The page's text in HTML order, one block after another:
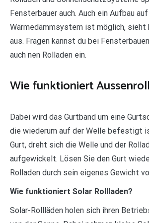
Fensterbauer auch. Auch ein Aufbau
Wärmedämmsystem ist möglich, sieht
aus. Fragen kannst du bei
auch nen Rolladen ein.
Wie funktioniert
Dabei wird das Gurtband um eine
die wiederum auf der Welle befestigt
Gurt, dreht sich die Welle und der
aufgewickelt. Lösen Sie den Gurt
Rolladen durch sein eigenes Gewicht
Wie funktioniert Solar Rollladen?
Solar-Rollläden holen sich ihren